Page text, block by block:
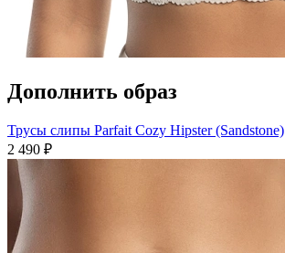
Дополнить образ
Трусы слипы Parfait Cozy Hipster (Sandstone)
2 490 ₽